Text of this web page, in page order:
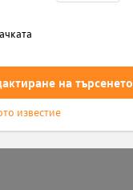
на търсенето
известие